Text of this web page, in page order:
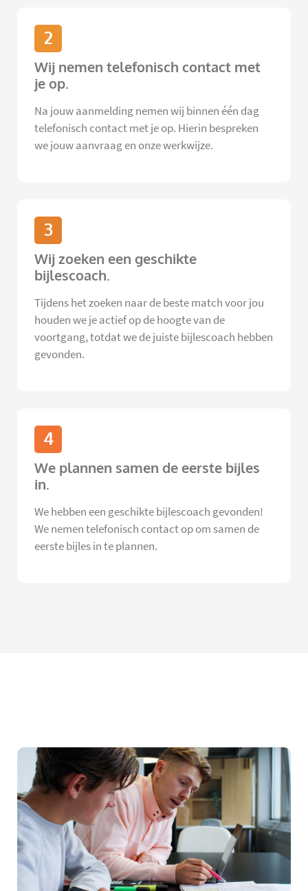
2
Wij nemen telefonisch contact met
je op.
Na jouw aanmelding nemen wij binnen één dag
telefonisch contact met je op. Hierin bespreken
we jouw aanvraag en onze werkwijze.
3
Wij zoeken een geschikte
bijlescoach.
Tijdens het zoeken naar de beste match voor jou
houden we je actief op de hoogte van de
voortgang, totdat we de juiste bijlescoach hebben
gevonden.
4
We plannen samen de eerste bijles
in.
We hebben een geschikte bijlescoach gevonden!
We nemen telefonisch contact op om samen de
eerste bijles in te plannen.